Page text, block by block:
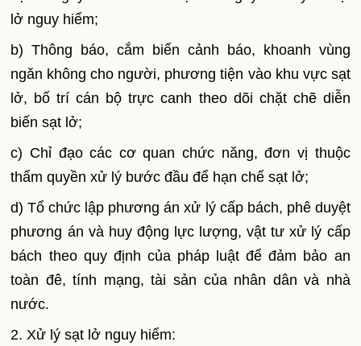
lở nguy hiểm;
b) Thông báo, cắm biển cảnh báo, khoanh vùng
ngăn không cho người, phương tiện vào khu vực sạt
lở, bố trí cán bộ trực canh theo dõi chặt chẽ diễn
biến sạt lở;
c) Chỉ đạo các cơ quan chức năng, đơn vị thuộc
thẩm quyền xử lý bước đầu để hạn chế sạt lở;
d) Tổ chức lập phương án xử lý cấp bách, phê duyệt
phương án và huy động lực lượng, vật tư xử lý cấp
bách theo quy định của pháp luật để đảm bảo an
toàn đê, tính mạng, tài sản của nhân dân và nhà
nước.
2. Xử lý sạt lở nguy hiểm: